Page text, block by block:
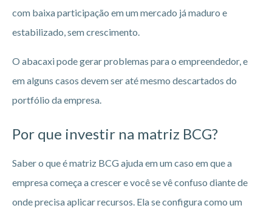
com baixa participação em um mercado já maduro e
estabilizado, sem crescimento.
O abacaxi pode gerar problemas para o empreendedor, e
em alguns casos devem ser até mesmo descartados do
portfólio da empresa.
Por que investir na matriz BCG?
Saber o que é matriz BCG ajuda em um caso em que a
empresa começa a crescer e você se vê confuso diante de
onde precisa aplicar recursos. Ela se configura como um